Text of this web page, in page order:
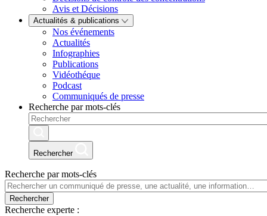
Avis et Décisions
Actualités & publications
Nos événements
Actualités
Infographies
Publications
Vidéothéque
Podcast
Communiqués de presse
Recherche par mots-clés
Rechercher
Recherche par mots-clés
Rechercher
Recherche experte :